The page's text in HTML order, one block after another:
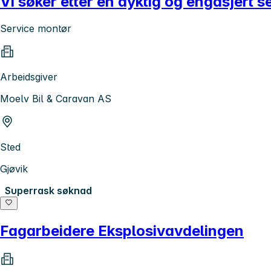
Service montør
Arbeidsgiver
Moelv Bil & Caravan AS
Sted
Gjøvik
Superrask søknad
Fagarbeidere Eksplosivavdelingen